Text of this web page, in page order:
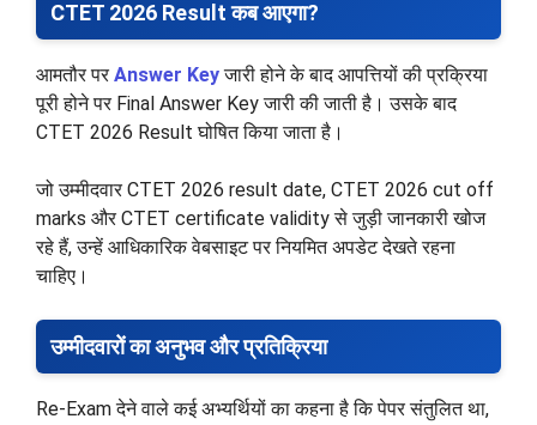
CTET 2026 Result कब आएगा?
आमतौर पर Answer Keyजारी होने के बाद आपत्तियों की प्रक्रिया
पूरी होने पर Final Answer Key जारी की जाती है। उसके बाद
CTET 2026 Result घोषित किया जाता है।
जो उम्मीदवार CTET 2026 result date, CTET 2026 cut off
marks और CTET certificate validity से जुड़ी जानकारी खोज
रहे हैं, उन्हें आधिकारिक वेबसाइट पर नियमित अपडेट देखते रहना
चाहिए।
उम्मीदवारों का अनुभव और प्रतिक्रिया
Re-Exam देने वाले कई अभ्यर्थियों का कहना है कि पेपर संतुलित था,